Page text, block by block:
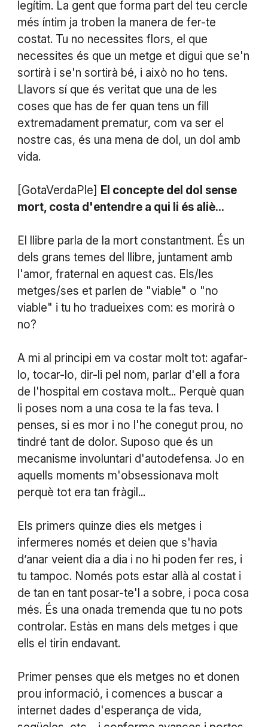
legítim. La gent que forma part del teu cercle
més íntim ja troben la manera de fer-te
costat. Tu no necessites flors, el que
necessites és que un metge et digui que se'n
sortirà i se'n sortirà bé, i això no ho tens.
Llavors sí que és veritat que una de les
coses que has de fer quan tens un fill
extremadament prematur, com va ser el
nostre cas, és una mena de dol, un dol amb
vida.
[GotaVerdaPle] El concepte del dol sense
mort, costa d'entendre a qui li és aliè...
El llibre parla de la mort constantment. És un
dels grans temes del llibre, juntament amb
l'amor, fraternal en aquest cas. Els/les
metges/ses et parlen de "viable" o "no
viable" i tu ho tradueixes com: es morirà o
no?
A mi al principi em va costar molt tot: agafar-
lo, tocar-lo, dir-li pel nom, parlar d'ell a fora
de l'hospital em costava molt... Perquè quan
li poses nom a una cosa te la fas teva. I
penses, si es mor i no l'he conegut prou, no
tindré tant de dolor. Suposo que és un
mecanisme involuntari d'autodefensa. Jo en
aquells moments m'obsessionava molt
perquè tot era tan fràgil...
Els primers quinze dies els metges i
infermeres només et deien que s'havia
d’anar veient dia a dia i no hi poden fer res, i
tu tampoc. Només pots estar allà al costat i
de tan en tant posar-te'l a sobre, i poca cosa
més. És una onada tremenda que tu no pots
controlar. Estàs en mans dels metges i que
ells el tirin endavant.
Primer penses que els metges no et donen
prou informació, i comences a buscar a
internet dades d'esperança de vida,